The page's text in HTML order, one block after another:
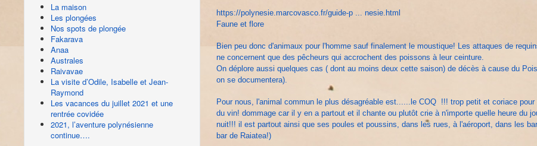
La maison
Les plongées
Nos spots de plongée
Fakarava
Anaa
Australes
Raivavae
La visite d’Odile, Isabelle et Jean-
Raymond
Les vacances du juillet 2021 et une
rentrée covidée
2021, l’aventure polynésienne
continue….
https://polynesie.marcovasco.fr/guide-p ... nesie.html
Faune et flore
Bien peu donc d'animaux pour l'homme sauf finalement le moustique! Les attaques de
ne concernent que des pêcheurs qui accrochent des poissons à leur ceinture.
On déplore aussi quelques cas ( dont au moins deux cette saison) de décès à cause du
on se documentera).
Pour nous, l'animal commun le plus désagréable est......le COQ !!! trop petit et coriace pour
du vin! dommage car il y en a partout et il chante ou plutôt crie à n'importe quelle heure du
nuit!!! il est partout ainsi que ses poules et poussins, dans les rues, à l'aéroport, dans les
bar de Raiatea!)